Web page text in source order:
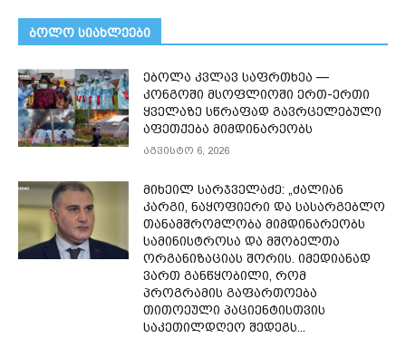
ᲑᲝᲚᲝ ᲡᲘᲐᲮᲚᲔᲔᲑᲘ
ებოლა კვლავ საფრთხეა —
კონგოში მსოფლიოში ერთ-ერთი
ყველაზე სწრაფად გავრცელებული
აფეთქება მიმდინარეობს
აგვისტო 6, 2026
მიხეილ სარჯველაძე: „ძალიან
კარგი, ნაყოფიერი და სასარგებლო
თანამშრომლობა მიმდინარეობს
სამინისტროსა და მშობელთა
ორგანიზაციას შორის. იმედიანად
ვართ განწყობილი, რომ
პროგრამის გაფართოება
თითოეული პაციენტისთვის
საკეთილდღეო შედეგს...